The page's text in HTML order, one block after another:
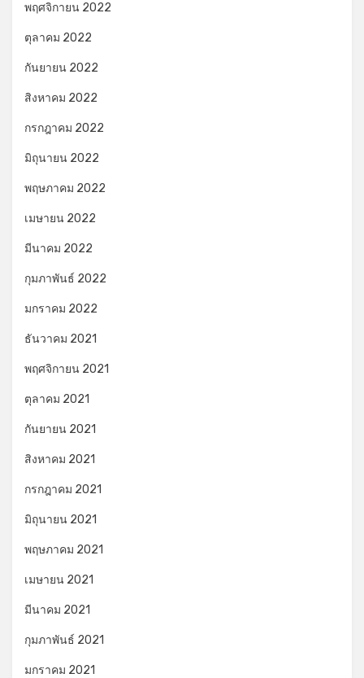
พฤศจิกายน 2022
ตุลาคม 2022
กันยายน 2022
สิงหาคม 2022
กรกฎาคม 2022
มิถุนายน 2022
พฤษภาคม 2022
เมษายน 2022
มีนาคม 2022
กุมภาพันธ์ 2022
มกราคม 2022
ธันวาคม 2021
พฤศจิกายน 2021
ตุลาคม 2021
กันยายน 2021
สิงหาคม 2021
กรกฎาคม 2021
มิถุนายน 2021
พฤษภาคม 2021
เมษายน 2021
มีนาคม 2021
กุมภาพันธ์ 2021
มกราคม 2021